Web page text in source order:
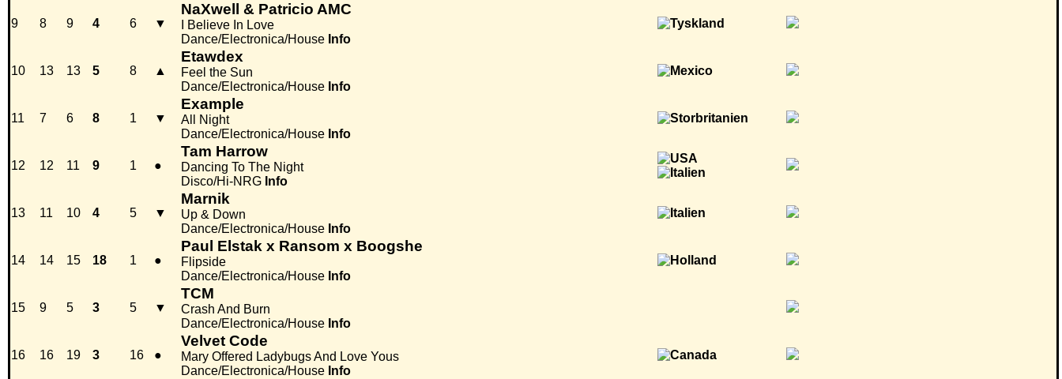
9 8 9 4 6 ▼
NaXwell & Patricio AMC
I Believe In Love
Dance/Electronica/House Info
10 13 13 5 8 ▲
Etawdex
Feel the Sun
Dance/Electronica/House Info
11 7 6 8 1 ▼
Example
All Night
Dance/Electronica/House Info
12 12 11 9 1 ●
Tam Harrow
Dancing To The Night
Disco/Hi-NRG Info
13 11 10 4 5 ▼
Marnik
Up & Down
Dance/Electronica/House Info
14 14 15 18 1 ●
Paul Elstak x Ransom x Boogshe
Flipside
Dance/Electronica/House Info
15 9 5 3 5 ▼
TCM
Crash And Burn
Dance/Electronica/House Info
16 16 19 3 16 ●
Velvet Code
Mary Offered Ladybugs And Love Yous
Dance/Electronica/House Info